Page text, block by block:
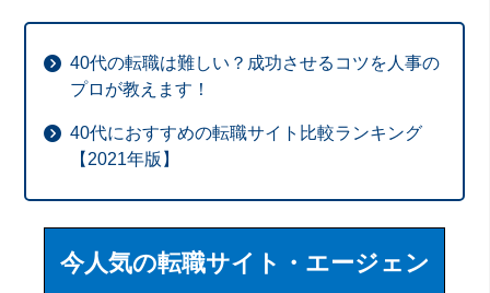
40代の転職は難しい？成功させるコツを人事の
プロが教えます！
40代におすすめの転職サイト比較ランキング
【2021年版】
今人気の転職サイト・エージェン